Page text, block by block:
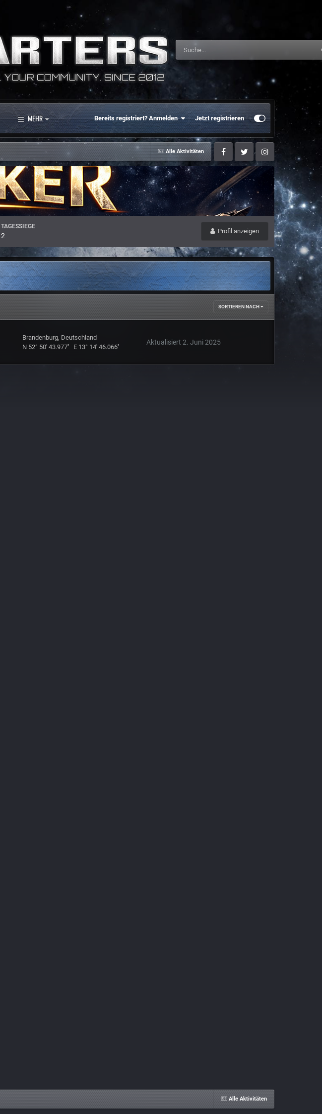
MEHR Bereits registriert? Anmelden Jetzt registrieren
Alle Aktivitäten
FacebookTwitter Instagram
Profil anzeigen
TAGESSIEGE
2
SORTIEREN NACH
Brandenburg, Deutschland
N 52° 50' 43.977'' E 13° 14' 46.066''
Aktualisiert2. Juni 2025
Alle Aktivitäten